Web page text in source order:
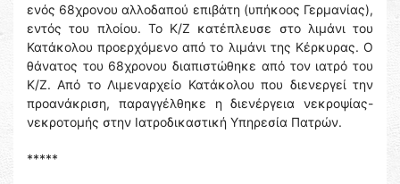
ενός 68χρονου αλλοδαπού επιβάτη (υπήκοος Γερμανίας),
εντός του πλοίου. Το Κ/Ζ κατέπλευσε στο λιμάνι του
Κατάκολου προερχόμενο από το λιμάνι της Κέρκυρας. Ο
θάνατος του 68χρονου διαπιστώθηκε από τον ιατρό του
Κ/Ζ. Από το Λιμεναρχείο Κατάκολου που διενεργεί την
προανάκριση, παραγγέλθηκε η διενέργεια νεκροψίας-
νεκροτομής στην Ιατροδικαστική Υπηρεσία Πατρών.
*****